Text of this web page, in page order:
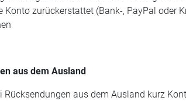
Konto zurückerstattet (Bank-, PayPal oder
aus dem Ausland
Rücksendungen aus dem Ausland kurz